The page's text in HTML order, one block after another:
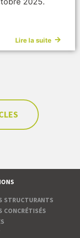
Lire la suite
STRUCTURANTS
CONCRÉTISÉS